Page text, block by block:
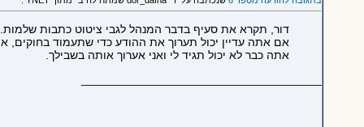
דור, תקרא את סעיף בדבר המנהל לגבי ציטוט כתבות שלמות.
אם אתה עדיין יכול תערוך את ההודע כדי שתעמוד בחוקים,
אתה כבר לא יכול תגיד לי ואני אערוך אותה בשבילך.